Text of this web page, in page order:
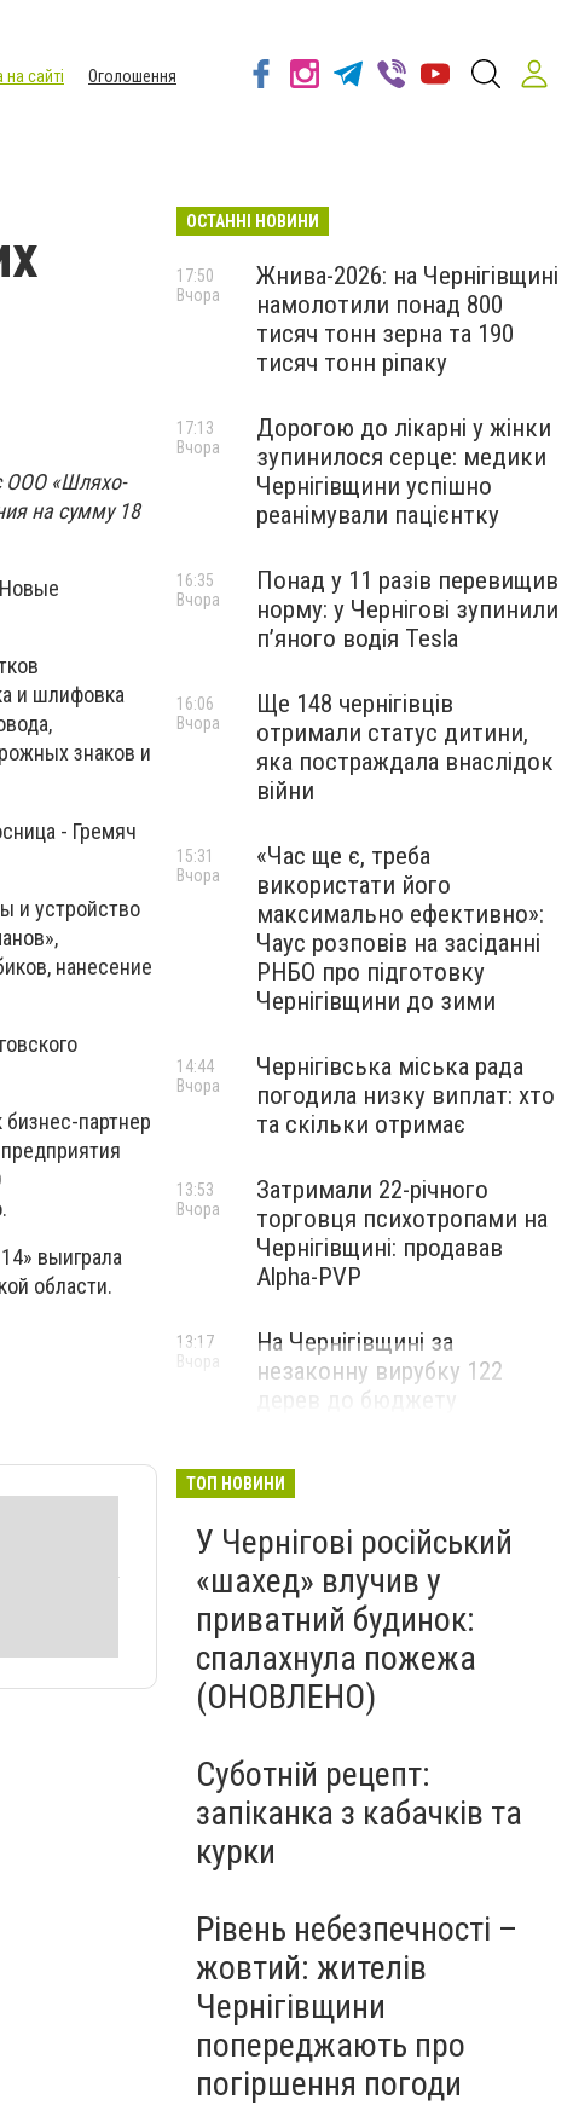
сайті
Оголошення
ООО «Шляхо-
на сумму 18
и шлифовка
знаков и
- Гремяч
и устройство
нанесение
партнер
выиграла
области.
ОСТАННІ НОВИНИ
Жнива-2026: на Чернігівщині
намолотили понад 800
тисяч тонн зерна та 190
тисяч тонн ріпаку
17:50
Вчора
Дорогою до лікарні у жінки
зупинилося серце: медики
Чернігівщини успішно
реанімували пацієнтку
17:13
Вчора
Понад у 11 разів перевищив
норму: у Чернігові зупинили
пʼяного водія Tesla
16:35
Вчора
Ще 148 чернігівців
отримали статус дитини,
яка постраждала внаслідок
війни
16:06
Вчора
«Час ще є, треба
використати його
максимально ефективно»:
Чаус розповів на засіданні
РНБО про підготовку
Чернігівщини до зими
15:31
Вчора
Чернігівська міська рада
погодила низку виплат: хто
та скільки отримає
14:44
Вчора
Затримали 22-річного
торговця психотропами на
Чернігівщині: продавав
Alpha-PVP
13:53
Вчора
На Чернігівщині за
незаконну вирубку 122
дерев до бюджету
13:17
Вчора
ТОП НОВИНИ
У Чернігові російський
«шахед» влучив у
приватний будинок:
спалахнула пожежа
(ОНОВЛЕНО)
Суботній рецепт:
запіканка з кабачків та
курки
Рівень небезпечності –
жовтий: жителів
Чернігівщини
попереджають про
погіршення погоди